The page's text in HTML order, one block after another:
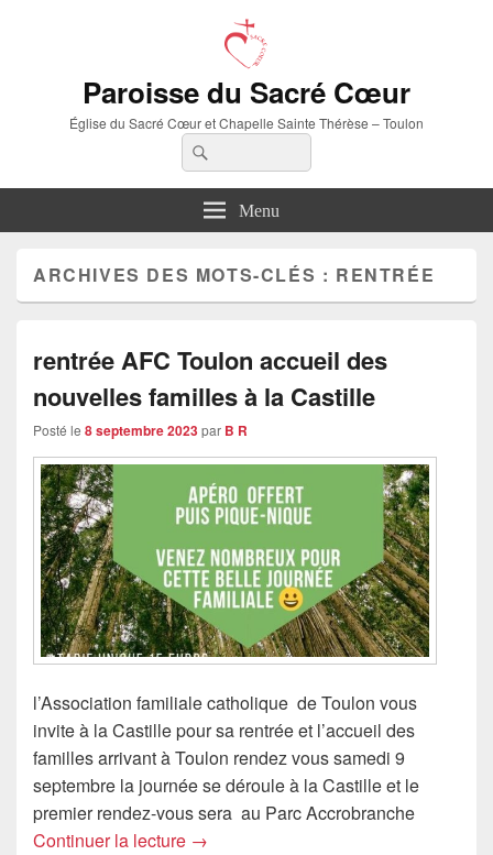
Paroisse du Sacré Cœur
Église du Sacré Cœur et Chapelle Sainte Thérèse – Toulon
Recherche :
Menu
ARCHIVES DES MOTS-CLÉS : RENTRÉE
rentrée AFC Toulon accueil des
nouvelles familles à la Castille
Posté le 8 septembre 2023par B R
l’Association familiale catholique de Toulon vous
invite à la Castille pour sa rentrée et l’accueil des
familles arrivant à Toulon rendez vous samedi 9
septembre la journée se déroule à la Castille et le
premier rendez-vous sera au Parc Accrobranche
Continuer la lecture rentrée AFC Toulon accueil des
→